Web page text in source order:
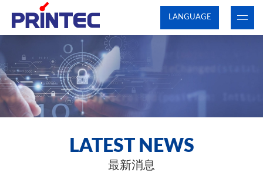
LANGUAGE
LATEST NEWS
最新消息